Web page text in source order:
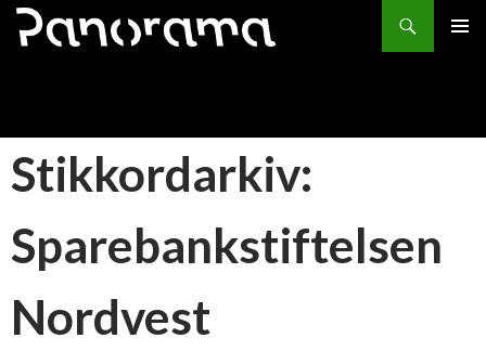
Søk
HOPP
Stikkordarkiv:
Sparebankstiftelsen
Nordvest